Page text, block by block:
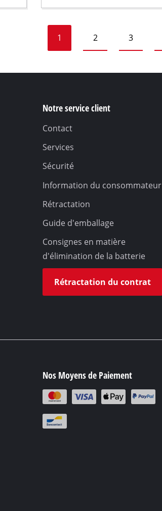
1 2 3
Notre service client
Contact
Services
Sécurité
Information du consommateur
Rétractation
Guide d'emballage
Consignes en matière
d'élimination de la batterie
Rétractation du contrat
Nos Moyens de Paiement